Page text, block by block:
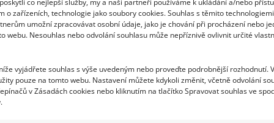
o zařízeních, technologie jako soubory cookies. Souhlas s těmito
umožní zpracovávat osobní údaje, jako je chování při procházení nebo
webu. Nesouhlas nebo odvolání souhlasu může nepříznivě ovlivnit určité
vyjádřete souhlas s výše uvedeným nebo proveďte podrobnější rozhodnutí.
pouze na tomto webu. Nastavení můžete kdykoli změnit, včetně odvolání
v Zásadách cookies nebo kliknutím na tlačítko Spravovat souhlas ve
na
dotaz
v
angličtině
vyvolala
Setkání Petra Pavla s Lindou Noskovou a Karolínou
Muchovou na Hradě přineslo víc než jen oficiální
VíceRead
more
about